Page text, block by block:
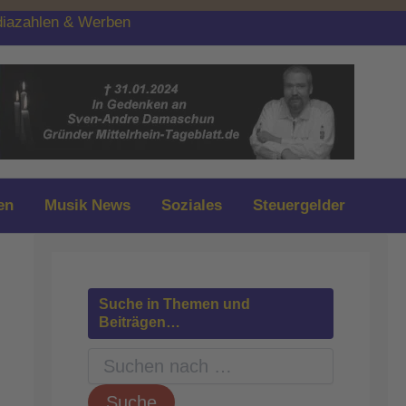
& Werben
Musik News Soziales Steuergelder
Suche in Themen und
Beiträgen…
c